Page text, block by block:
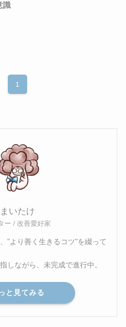
識
1
まいたけ
ー / 改善愛好家
"より善く生きるコツ"を綴って
しながら、未完成で進行中。
と見てみる